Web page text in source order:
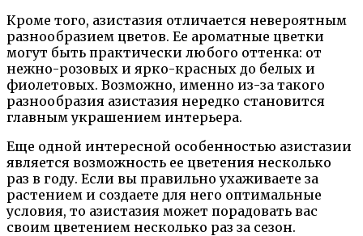
Кроме того, азистазия отличается невероятным
разнообразием цветов. Ее ароматные цветки
могут быть практически любого оттенка: от
нежно-розовых и ярко-красных до белых и
фиолетовых. Возможно, именно из-за такого
разнообразия азистазия нередко становится
главным украшением интерьера.
Еще одной интересной особенностью азистазии
является возможность ее цветения несколько
раз в году. Если вы правильно ухаживаете за
растением и создаете для него оптимальные
условия, то азистазия может порадовать вас
своим цветением несколько раз за сезон.